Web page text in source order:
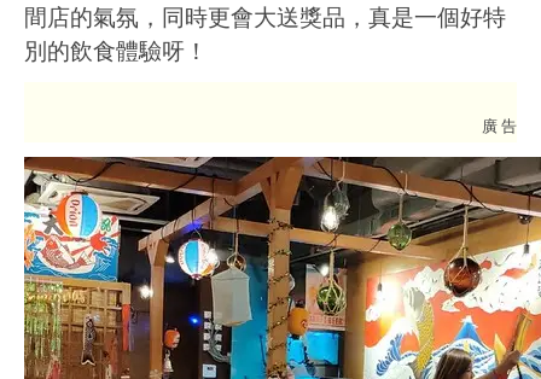
間店的氣氛，同時更會大送獎品，真是一個好特
別的飲食體驗呀！
廣 告